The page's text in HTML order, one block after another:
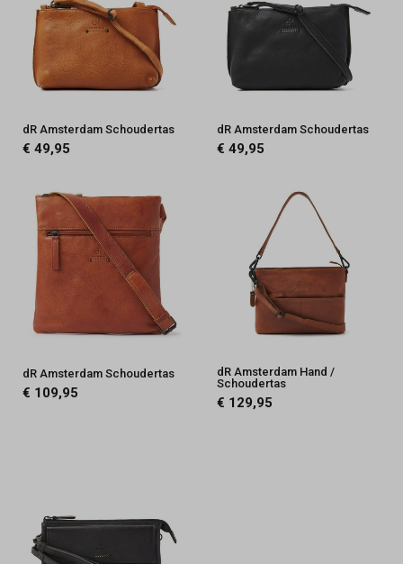
dR Amsterdam Schoudertas
€ 49,95
dR Amsterdam Schoudertas
€ 49,95
dR Amsterdam Schoudertas
€ 109,95
dR Amsterdam Hand /
Schoudertas
€ 129,95